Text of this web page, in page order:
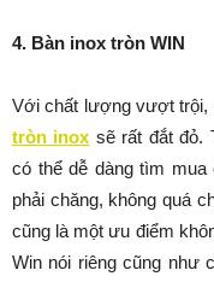
4. Bàn inox tròn WIN
Với chất lượng vượt trội,
tròn inox sẽ rất đắt đỏ.
có thể dễ dàng tìm
phải chăng, không quá
cũng là một ưu điểm
Win nói riêng cũng như